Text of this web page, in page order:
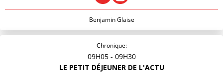
Benjamin Glaise
Chronique:
09H05 - 09H30
LE PETIT DÉJEUNER DE L'ACTU